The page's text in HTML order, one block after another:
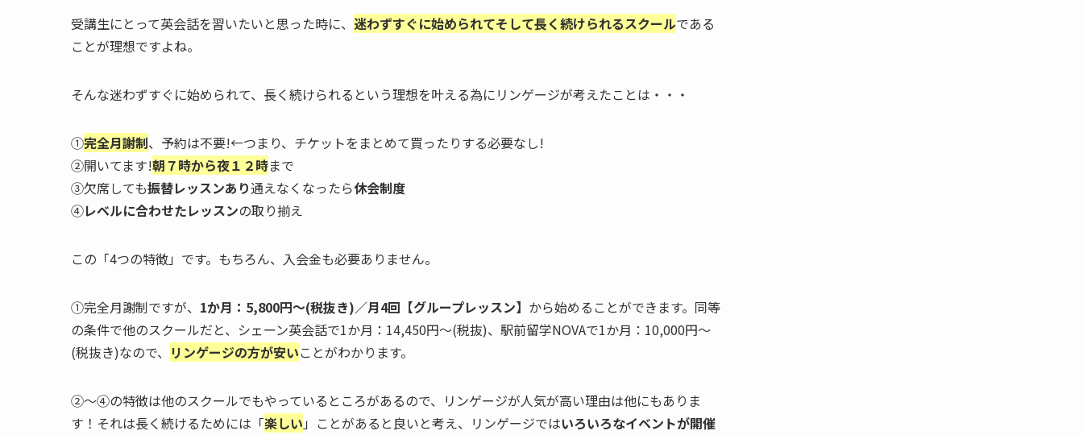
受講生にとって英会話を習いたいと思った時に、 迷わずすぐに始められてそして長く続けられるスクールである
ことが理想ですよね。
そんな迷わずすぐに始められて、長く続けられるという理想を叶える為にリンゲージが考えたことは・・・
①完全月謝制、予約は不要!←つまり、チケットをまとめて買ったりする必要なし!
②開いてます!朝７時から夜１２時まで
③欠席しても振替レッスンあり通えなくなったら休会制度
④レベルに合わせたレッスンの取り揃え
この「4つの特徴」です。もちろん、入会金も必要ありません。
①完全月謝制ですが、 1か月：5,800円～(税抜き)／月4回【グループレッスン】 から始めることができます。同等
の条件で他のスクールだと、シェーン英会話で1か月：14,450円～(税抜)、駅前留学NOVAで1か月：10,000円～
(税抜き)なので、 リンゲージの方が安いことがわかります。
②～④の特徴は他のスクールでもやっているところがあるので、リンゲージが人気が高い理由は他にもありま
す！それは長く続けるためには「楽しい 」ことがあると良いと考え、リンゲージではいろいろなイベントが開催